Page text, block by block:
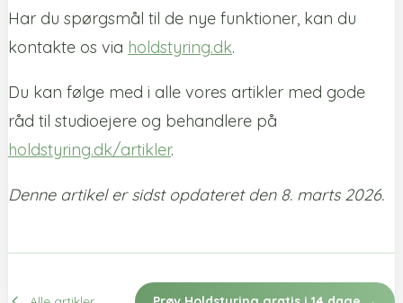
Har du spørgsmål til de nye funktioner, kan du
kontakte os via holdstyring.dk.
Du kan følge med i alle vores artikler med gode
råd til studioejere og behandlere på
holdstyring.dk/artikler.
Denne artikel er sidst opdateret den 8. marts 2026.